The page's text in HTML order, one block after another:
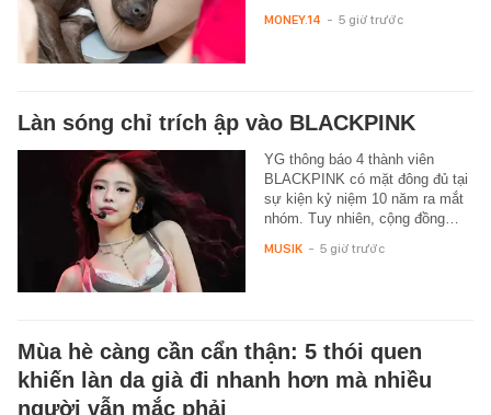
MONEY.14 - 5 giờ trước
Làn sóng chỉ trích ập vào BLACKPINK
YG thông báo 4 thành viên
BLACKPINK có mặt đông đủ tại
sự kiện kỷ niệm 10 năm ra mắt
nhóm. Tuy nhiên, cộng đồng…
MUSIK - 5 giờ trước
Mùa hè càng cần cẩn thận: 5 thói quen
khiến làn da già đi nhanh hơn mà nhiều
người vẫn mắc phải